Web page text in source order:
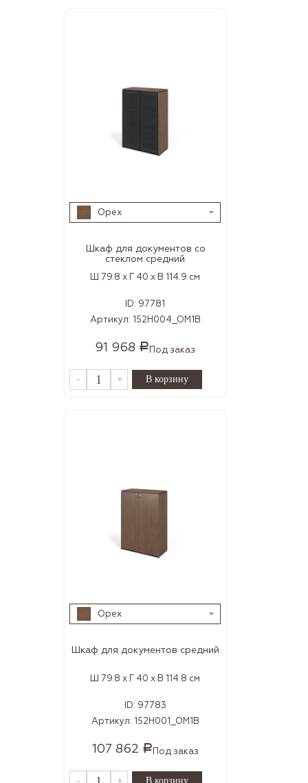
Орех
Шкаф для документов со
стеклом средний
Ш 79.8 x Г 40 x В 114.9 см
ID: 97781
Артикул: 152H004_OM1B
91 968 Р Под заказ
- +
Орех
Шкаф для документов средний
Ш 79.8 x Г 40 x В 114.8 см
ID: 97783
Артикул: 152H001_OM1B
107 862 Р Под заказ
- +